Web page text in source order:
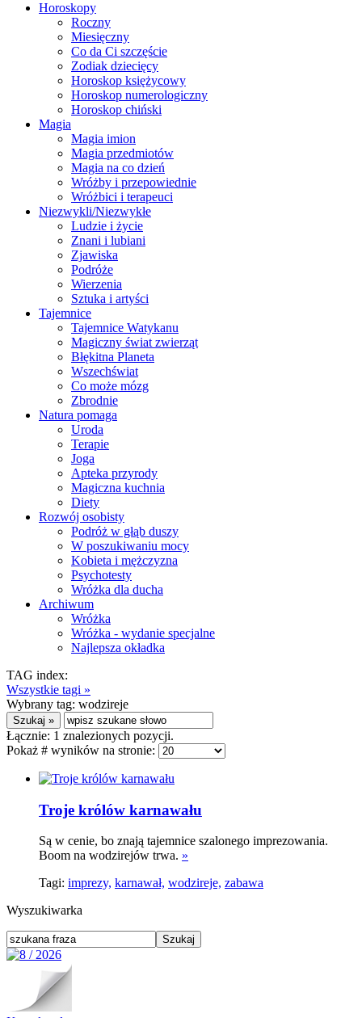
Horoskopy
Roczny
Miesięczny
Co da Ci szczęście
Zodiak dziecięcy
Horoskop księżycowy
Horoskop numerologiczny
Horoskop chiński
Magia
Magia imion
Magia przedmiotów
Magia na co dzień
Wróżby i przepowiednie
Wróżbici i terapeuci
Niezwykli/Niezwykłe
Ludzie i życie
Znani i lubiani
Zjawiska
Podróże
Wierzenia
Sztuka i artyści
Tajemnice
Tajemnice Watykanu
Magiczny świat zwierząt
Błękitna Planeta
Wszechświat
Co może mózg
Zbrodnie
Natura pomaga
Uroda
Terapie
Joga
Apteka przyrody
Magiczna kuchnia
Diety
Rozwój osobisty
Podróż w głąb duszy
W poszukiwaniu mocy
Kobieta i mężczyzna
Psychotesty
Wróżka dla ducha
Archiwum
Wróżka
Wróżka - wydanie specjalne
Najlepsza okładka
TAG index:
Wszystkie tagi »
Wybrany tag: wodzireje
Łącznie: 1 znalezionych pozycji.
Pokaż # wyników na stronie:
Troje królów karnawału
Są w cenie, bo znają tajemnice szalonego imprezowania.
Boom na wodzirejów trwa. »
Tagi: imprezy, karnawał, wodzireje, zabawa
Wyszukiwarka